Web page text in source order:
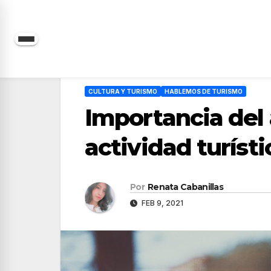
Saltar
CULTURA Y TURISMO HABLEMOS DE TURISMO
Importancia
actividad
Por Renata Cabanillas
FEB 9, 2021